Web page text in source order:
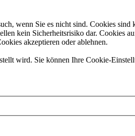
wenn Sie es nicht sind. Cookies sind
kein Sicherheitsrisiko dar. Cookies
akzeptieren oder ablehnen.
wird. Sie können Ihre Cookie-